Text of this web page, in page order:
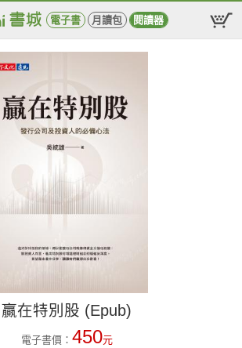
電子書 月讀包 閱讀器
贏在特別股 (Epub)
電子書價： 450元